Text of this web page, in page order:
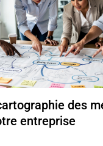
des
entreprise